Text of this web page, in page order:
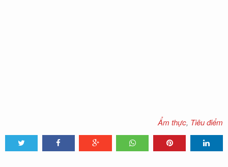
Ẩm thực, Tiêu điểm